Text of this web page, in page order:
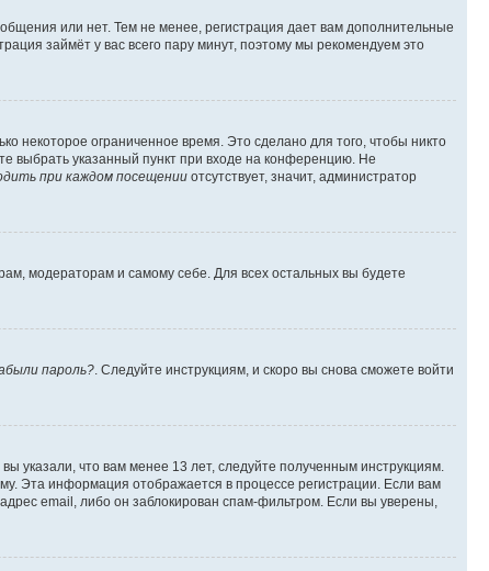
или нет. Тем не менее, регистрация дает вам дополнительные
займёт у вас всего пару минут, поэтому мы рекомендуем это
некоторое ограниченное время. Это сделано для того, чтобы никто
выбрать указанный пункт при входе на конференцию. Не
при каждом посещении отсутствует, значит, администратор
модераторам и самому себе. Для всех остальных вы будете
пароль? . Следуйте инструкциям, и скоро вы снова сможете войти
указали, что вам менее 13 лет, следуйте полученным инструкциям.
Эта информация отображается в процессе регистрации. Если вам
email, либо он заблокирован спам-фильтром. Если вы уверены,